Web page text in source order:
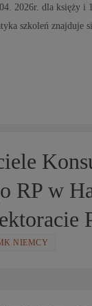
2026r. dla księży i
szkoleń znajduje
RP w
NIEMCY